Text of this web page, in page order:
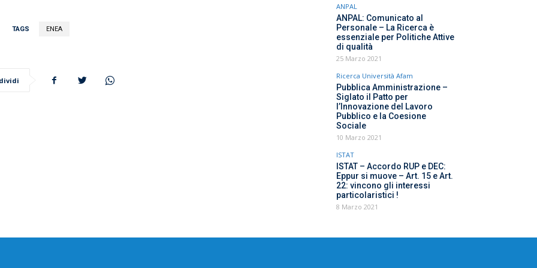
TAGS ENEA
ANPAL
ANPAL: Comunicato al
Personale – La Ricerca è
essenziale per Politiche Attive
di qualità
25 Marzo 2021
Ricerca Università Afam
Pubblica Amministrazione –
Siglato il Patto per
l’Innovazione del Lavoro
Pubblico e la Coesione
Sociale
10 Marzo 2021
ISTAT
ISTAT – Accordo RUP e DEC:
Eppur si muove – Art. 15 e Art.
22: vincono gli interessi
particolaristici !
8 Marzo 2021